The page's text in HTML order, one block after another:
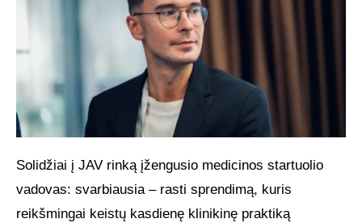
Solidžiai į JAV rinką įžengusio medicinos startuolio
vadovas: svarbiausia – rasti sprendimą, kuris
reikšmingai keistų kasdienę klinikinę praktiką